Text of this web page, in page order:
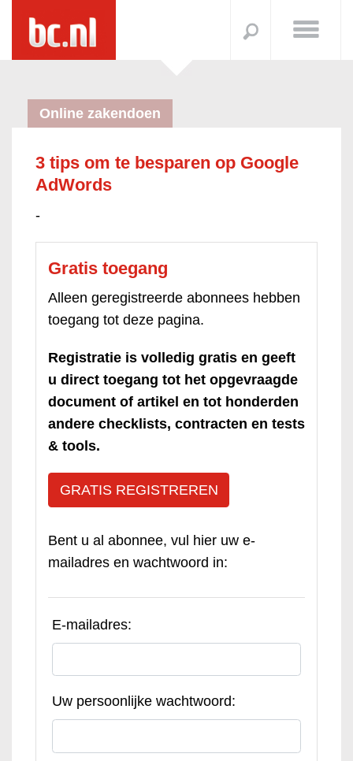
Online zakendoen
3 tips om te besparen op Google
AdWords
-
Gratis toegang
Alleen geregistreerde abonnees hebben
toegang tot deze pagina.
Registratie is volledig gratis en geeft
u direct toegang tot het opgevraagde
document of artikel en tot honderden
andere checklists, contracten en tests
& tools.
GRATIS REGISTREREN
Bent u al abonnee, vul hier uw e-
mailadres en wachtwoord in:
E-mailadres:
Uw persoonlijke wachtwoord: